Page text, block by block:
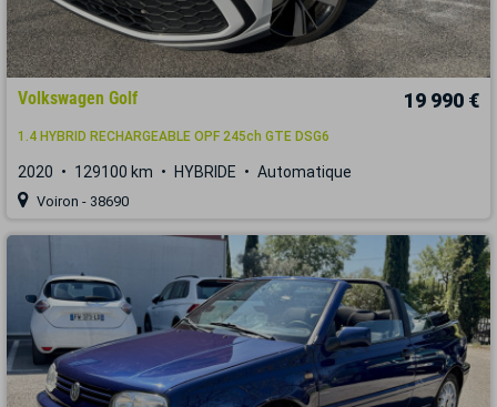
Volkswagen Golf 19 990 €
1.4 HYBRID RECHARGEABLE OPF 245ch GTE DSG6
2020 129100 km HYBRIDE Automatique
Voiron - 38690